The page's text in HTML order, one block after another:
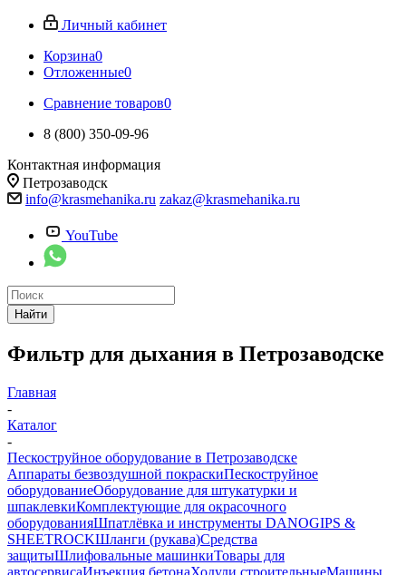
Личный кабинет
Корзина0
Отложенные0
Сравнение товаров0
8 (800) 350-09-96
Контактная информация
Петрозаводск
info@krasmehanika.ru zakaz@krasmehanika.ru
YouTube
Найти
Фильтр для дыхания в Петрозаводске
Главная
-
Каталог
-
Пескоструйное оборудование в Петрозаводске
Аппараты безвоздушной покраскиПескоструйное
оборудованиеОборудование для штукатурки и
шпаклевкиКомплектующие для окрасочного
оборудованияШпатлёвка и инструменты DANOGIPS &
SHEETROCKШланги (рукава)Средства
защитыШлифовальные машинкиТовары для
автосервисаИнъекция бетонаХодули строительныеМашины